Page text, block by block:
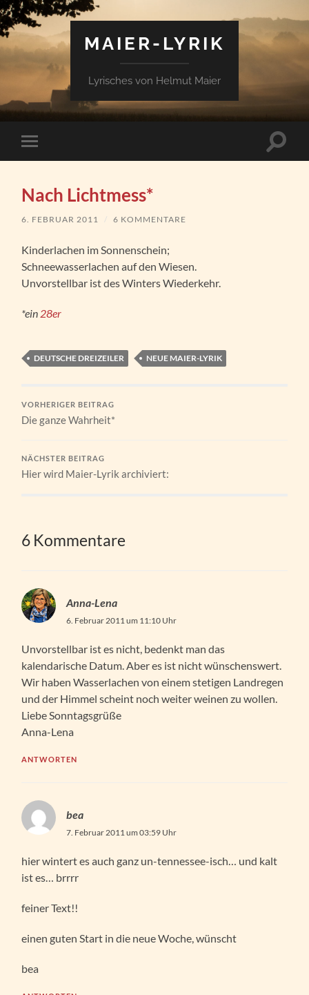
MAIER-LYRIK
Lyrisches von Helmut Maier
Mobile-
Menü
Nach Lichtmess*
6. FEBRUAR 2011 / 6 KOMMENTARE
Kinderlachen im Sonnenschein;
Schneewasserlachen auf den Wiesen.
Unvorstellbar ist des Winters Wiederkehr.
*ein 28er
DEUTSCHE DREIZEILER NEUE MAIER-LYRIK
VORHERIGER BEITRAG
Die ganze Wahrheit*
NÄCHSTER BEITRAG
Hier wird Maier-Lyrik archiviert:
6 Kommentare
Anna-Lena
6. Februar 2011 um 11:10 Uhr
Unvorstellbar ist es nicht, bedenkt man das
kalendarische Datum. Aber es ist nicht wünschenswert.
Wir haben Wasserlachen von einem stetigen Landregen
und der Himmel scheint noch weiter weinen zu wollen.
Liebe Sonntagsgrüße
Anna-Lena
ANTWORTEN
bea
7. Februar 2011 um 03:59 Uhr
hier wintert es auch ganz un-tennessee-isch… und kalt
ist es… brrrr
feiner Text!!
einen guten Start in die neue Woche, wünscht
bea